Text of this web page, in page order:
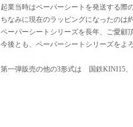
起業当時はペーパーシートを発送する際
ちなみに現在のラッピングになったのは
ペーパーシートシリーズを長年、ご愛顧
今後とも、ペーパーシートシリーズをよ
第一弾販売の他の3形式は 国鉄KINI15、